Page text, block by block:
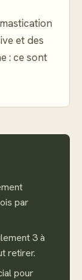
et des
: ce sont
par
3 à
retirer.
pour